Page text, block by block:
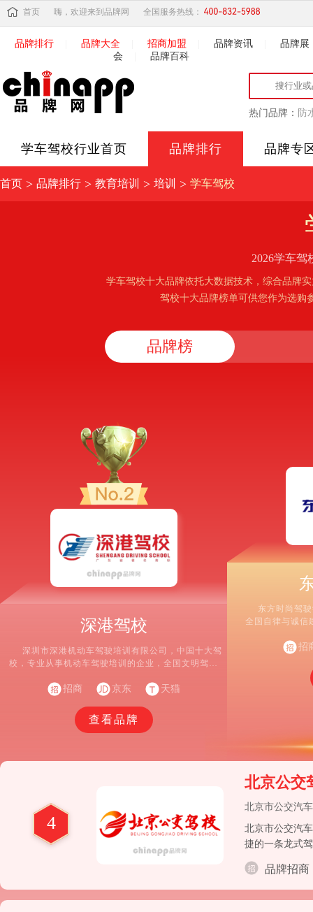
首页 嗨，欢迎来到品牌网 全国服务热线：
品牌排行 品牌大全 招商加盟 品牌资讯
品牌展
会
品牌百科
热门品牌： 防
学车驾校行业首页 品牌排行 品牌专
首页 > 品牌排行 > 教育培训 > 培训 > 学车驾校
2026学车
学车驾校十大品牌依托大数据技术，综合品牌
驾校十大品牌榜单可供您作为选购
品牌榜
深港驾校
深圳市深港机动车驾驶培训有限公司，中国十大驾
校，专业从事机动车驾驶培训的企业，全国文明驾驶
进单位，消费者信得过驾校，深圳市交通邮电系统先
招商 京东 天猫
查看品牌
东方时尚驾
全国自律与诚信
质量、服务放招
4
北京公交
北京市公交汽
北京市公交汽
捷的一条龙式
品牌招商